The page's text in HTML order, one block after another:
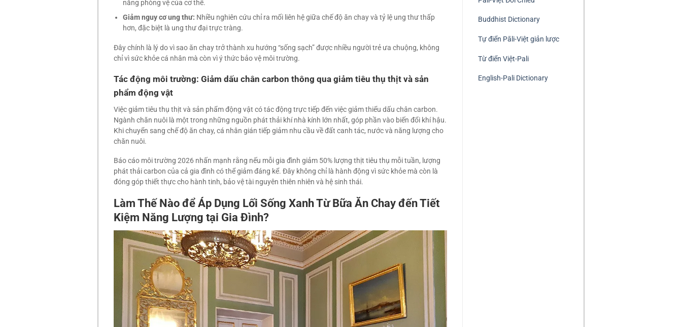
năng phòng vệ của cơ thể.
Giảm nguy cơ ung thư: Nhiều nghiên cứu chỉ ra mối liên hệ giữa chế độ ăn chay và tỷ lệ ung thư thấp
hơn, đặc biệt là ung thư đại trực tràng.
Đây chính là lý do vì sao ăn chay trở thành xu hướng “sống sạch” được nhiều người trẻ ưa chuộng, không
chỉ vì sức khỏe cá nhân mà còn vì ý thức bảo vệ môi trường.
Tác động môi trường: Giảm dấu chân carbon thông qua giảm tiêu thụ thịt và sản
phẩm động vật
Việc giảm tiêu thụ thịt và sản phẩm động vật có tác động trực tiếp đến việc giảm thiểu dấu chân carbon.
Ngành chăn nuôi là một trong những nguồn phát thải khí nhà kính lớn nhất, góp phần vào biến đổi khí hậu.
Khi chuyển sang chế độ ăn chay, cá nhân gián tiếp giảm nhu cầu về đất canh tác, nước và năng lượng cho
chăn nuôi.
Báo cáo môi trường 2026 nhấn mạnh rằng nếu mỗi gia đình giảm 50% lượng thịt tiêu thụ mỗi tuần, lượng
phát thải carbon của cả gia đình có thể giảm đáng kể. Đây không chỉ là hành động vì sức khỏe mà còn là
đóng góp thiết thực cho hành tinh, bảo vệ tài nguyên thiên nhiên và hệ sinh thái.
Làm Thế Nào để Áp Dụng Lối Sống Xanh Từ Bữa Ăn Chay đến Tiết
Kiệm Năng Lượng tại Gia Đình?
Buddhist Dictionary
Tự điển Pāli-Việt giản lược
Từ điển Việt-Pali
English-Pali Dictionary